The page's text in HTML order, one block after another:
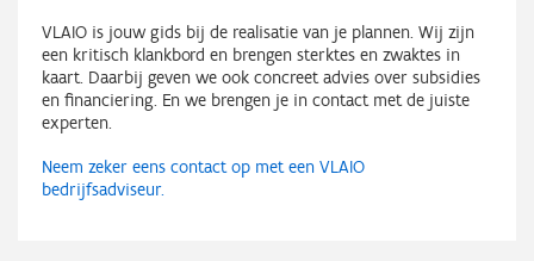
VLAIO is jouw gids bij de realisatie van je plannen. Wij zijn
een kritisch klankbord en brengen sterktes en zwaktes in
kaart. Daarbij geven we ook concreet advies over subsidies
en financiering. En we brengen je in contact met de juiste
experten.
Neem zeker eens contact op met een VLAIO
bedrijfsadviseur.